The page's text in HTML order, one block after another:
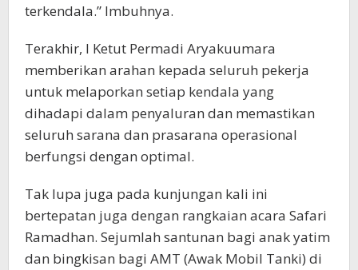
terkendala.” Imbuhnya.
Terakhir, I Ketut Permadi Aryakuumara
memberikan arahan kepada seluruh pekerja
untuk melaporkan setiap kendala yang
dihadapi dalam penyaluran dan memastikan
seluruh sarana dan prasarana operasional
berfungsi dengan optimal.
Tak lupa juga pada kunjungan kali ini
bertepatan juga dengan rangkaian acara Safari
Ramadhan. Sejumlah santunan bagi anak yatim
dan bingkisan bagi AMT (Awak Mobil Tanki) di